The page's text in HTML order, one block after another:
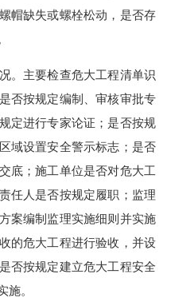
帽缺失或螺栓松动，是否存
主要检查危大工程清单识
否按规定编制、审核审批专
定进行专家论证；是否按规
域设置安全警示标志；是否
底；施工单位是否对危大工
任人是否按规定履职；监理
案编制监理实施细则并实施
的危大工程进行验收，并设
否按规定建立危大工程安全
施。